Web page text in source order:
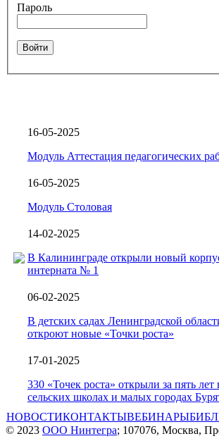
Пароль
Войти
16-05-2025
Модуль Аттестация педагогических
16-05-2025
Модуль Столовая
14-02-2025
В Калининграде открыли новый
интерната № 1
06-02-2025
В детских садах Ленинградской
откроют новые «Точки роста»
17-01-2025
330 «Точек роста» открыли за пять лет
сельских школах и малых городах
НОВОСТИКОНТАКТЫВЕБИНАРЫ
© 2023 ООО Нинтегра; 107076, Москва,